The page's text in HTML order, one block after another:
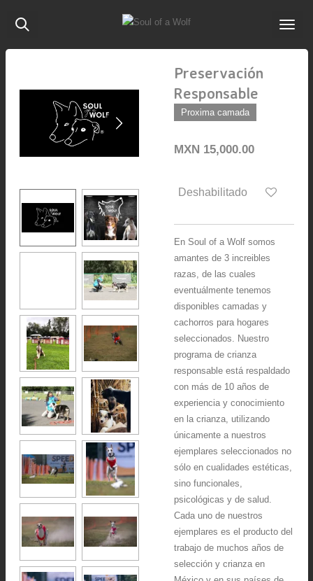
contenido
Preservación
Responsable
Proxima camada
MXN 15,000.00
Deshabilitado
En Soul of a Wolf somos
amantes de 3 increibles
razas, de las cuales
eventuálmente tenemos
disponibles camadas y
cachorros para hogares
seleccionados. Nuestro
programa de crianza
responsable está respaldado
con más de 10 años de
experiencia y conocimiento
en la crianza, utilizando
únicamente a nuestros
ejemplares seleccionados no
sólo en cualidades estéticas,
sino funcionales,
psicológicas y de salud.
Cada uno de nuestros
ejemplares es el producto del
trabajo de muchos años de
selección y crianza en